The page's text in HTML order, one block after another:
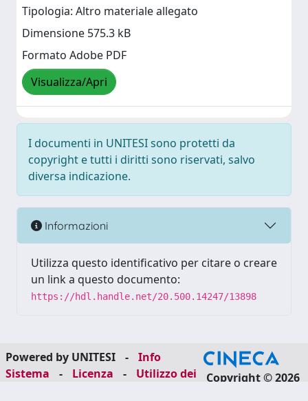
Tipologia: Altro materiale allegato
Dimensione 575.3 kB
Formato Adobe PDF
Visualizza/Apri
I documenti in UNITESI sono protetti da
copyright e tutti i diritti sono riservati, salvo
diversa indicazione.
Informazioni
Utilizza questo identificativo per citare o creare
un link a questo documento:
https://hdl.handle.net/20.500.14247/13898
Powered by UNITESI -
Info
Sistema
- Licenza -
Utilizzo dei
Copyright © 2026